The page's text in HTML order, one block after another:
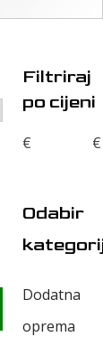
Filtriraj
po cijeni
€ €
Odabir
Dodatna
oprema